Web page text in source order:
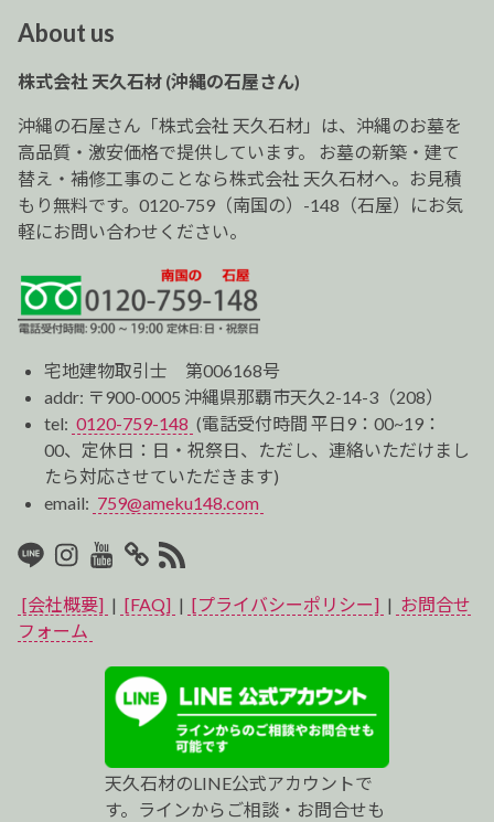
ゲ
ー
シ
ョ
ン
About us
株式会社 天久石材 (沖縄の石屋さん)
沖縄の石屋さん「株式会社 天久石材」は、沖縄のお墓を
高品質・激安価格で提供しています。 お墓の新築・建て
替え・補修工事のことなら株式会社 天久石材へ。お見積
もり無料です。0120-759（南国の）-148（石屋）にお気
軽にお問い合わせください。
宅地建物取引士 第006168号
addr: 〒900-0005 沖縄県那覇市天久2-14-3（208）
tel: 0120-759-148 (電話受付時間 平日9：00~19：
00、定休日：日・祝祭日、ただし、連絡いただけまし
たら対応させていただきます)
email: 759@ameku148.com
LINEInstagram
Youtube
マ
イ
ス
ト
ロ
RSS2
[会社概要] | [FAQ] | [プライバシーポリシー] | お問合せ
フォーム
天久石材のLINE公式アカウントで
す。ラインからご相談・お問合せも